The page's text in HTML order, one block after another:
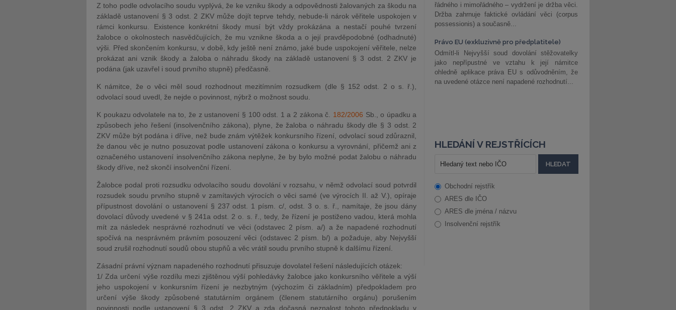
Z toho podle odvolacího soudu vyplývá, že ke vzniku škody a odpovědnosti žalovaných za škodu na
základě ustanovení § 3 odst. 2 ZKV může dojít teprve tehdy, nebude-li nárok věřitele uspokojen v
rámci konkursu. Existence konkrétní škody musí být vždy prokázána a nestačí pouhé tvrzení
žalobce o okolnostech nasvědčujících, že mu vznikne škoda a o její pravděpodobné (odhadnuté)
výši. Před skončením konkursu, v době, kdy ještě není známo, jaké bude uspokojení věřitele, nelze
prokázat ani vznik škody a žaloba o náhradu škody na základě ustanovení § 3 odst. 2 ZKV je
podána (jak uzavřel i soud prvního stupně) předčasně.
K námitce, že o věci měl soud rozhodnout mezitímním rozsudkem (dle § 152 odst. 2 o s. ř.),
odvolací soud uvedl, že nejde o povinnost, nýbrž o možnost soudu.
K poukazu odvolatele na to, že z ustanovení § 100 odst. 1 a 2 zákona č. 182/2006 Sb., o úpadku a
způsobech jeho řešení (insolvenčního zákona), plyne, že žaloba o náhradu škody dle § 3 odst. 2
ZKV může být podána i dříve, než bude znám výtěžek konkursního řízení, odvolací soud zdůraznil,
že danou věc je nutno posuzovat podle ustanovení zákona o konkursu a vyrovnání, přičemž ani z
označeného ustanovení insolvenčního zákona neplyne, že by bylo možné podat žalobu o náhradu
škody dříve, než skončí insolvenční řízení.
Žalobce podal proti rozsudku odvolacího soudu dovolání v rozsahu, v němž odvolací soud potvrdil
rozsudek soudu prvního stupně v zamítavých výrocích o věci samé (ve výrocích II. až V.), opíraje
přípustnost dovolání o ustanovení § 237 odst. 1 písm. c/, odst. 3 o. s. ř., namítaje, že jsou dány
dovolací důvody uvedené v § 241a odst. 2 o. s. ř., tedy, že řízení je postiženo vadou, která mohla
mít za následek nesprávné rozhodnutí ve věci (odstavec 2 písm. a/) a že napadené rozhodnutí
spočívá na nesprávném právním posouzení věci (odstavec 2 písm. b/) a požaduje, aby Nejvyšší
soud zrušil rozhodnutí soudů obou stupňů a věc vrátil soudu prvního stupně k dalšímu řízení.
Zásadní právní význam napadeného rozhodnutí přisuzuje dovolatel řešení následujících otázek:
1/ Zda určení výše rozdílu mezi zjištěnou výší pohledávky žalobce jako konkursního věřitele a výší
jeho uspokojení v konkursním řízení je nezbytným (výchozím či základním) předpokladem pro
určení výše škody způsobené statutárním orgánem (členem statutárního orgánu) porušením
povinnosti podle ustanovení § 3 odst. 2 ZKV a zda dočasná neznalost tohoto předpokladu v
řádného i mimořádného – vydržení je držba věci.
Držba zahrnuje faktické ovládání věci (corpus
possessionis) a současně...
Právo EU (exkluzivně pro předplatitele)
Odmítl-li Nejvyšší soud dovolání stěžovatelky
jako nepřípustné ve vztahu k její námitce
ohledně aplikace práva EU s odůvodněním, že
na uvedené otázce není napadené rozhodnutí...
HLEDÁNÍ V REJSTŘÍCÍCH
Obchodní rejstřík
ARES dle IČO
ARES dle jména / názvu
Insolvenční rejstřík